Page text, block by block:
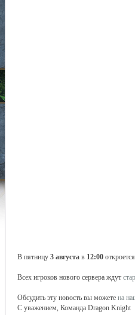
В пятницу 3 августа в 12:00
Всех игроков нового сервера ждут
Обсудить эту новость вы можете на
С уважением, Команда Dragon Knight